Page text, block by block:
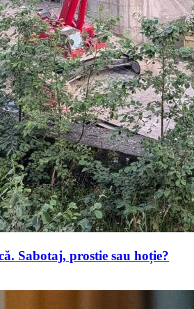
Sabotaj, prostie sau hoție?